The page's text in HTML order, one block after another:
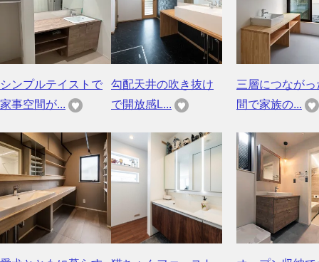
シンプルテイストで
家事空間が...
勾配天井の吹き抜け
で開放感L...
三層につながっ
間で家族の...